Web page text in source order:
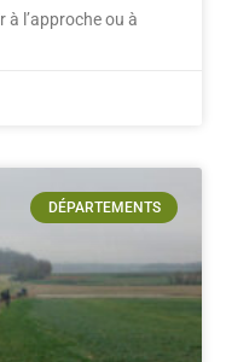
l’approche ou à
DÉPARTEMENTS